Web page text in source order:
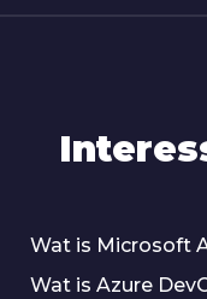
Wat is Microsoft
Wat is Azure